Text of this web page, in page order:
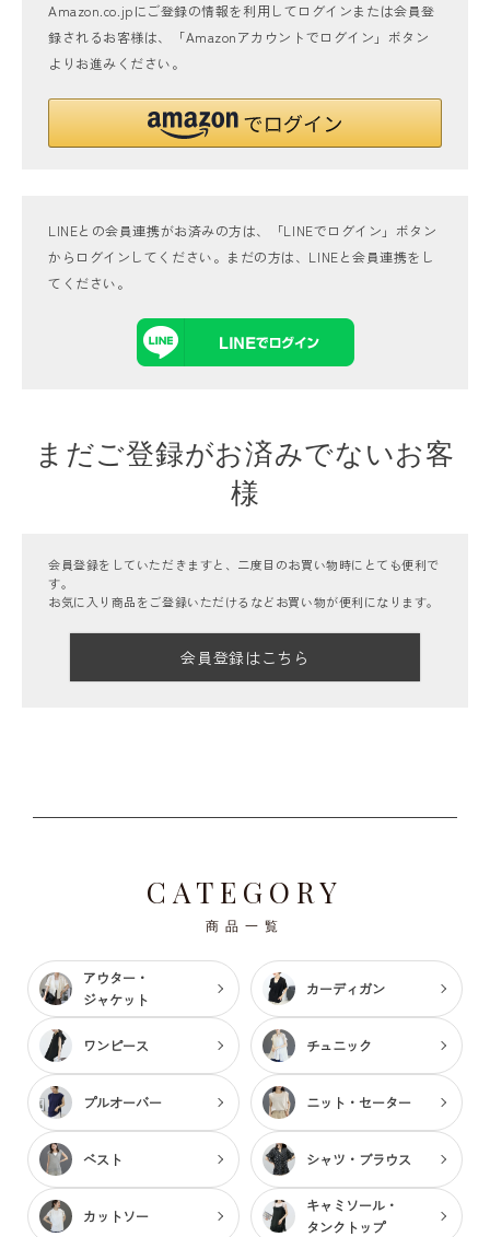
Amazon.co.jpにご登録の情報を利用してログインまたは会員登
録されるお客様は、「Amazonアカウントでログイン」ボタン
よりお進みください。
LINEとの会員連携がお済みの方は、「LINEでログイン」ボタン
からログインしてください。まだの方は、 LINEと会員連携をし
てください。
まだご登録がお済みでないお客
様
会員登録をしていただきますと、二度目のお買い物時にとても便利で
す。
お気に入り商品をご登録いただけるなどお買い物が便利になります。
会員登録はこちら
CATEGORY
商品一覧
アウター・
ジャケット
カーディガン
ワンピース チュニック
プルオーバー ニット・セーター
ベスト シャツ・ブラウス
カットソー
キャミソール・
タンクトップ